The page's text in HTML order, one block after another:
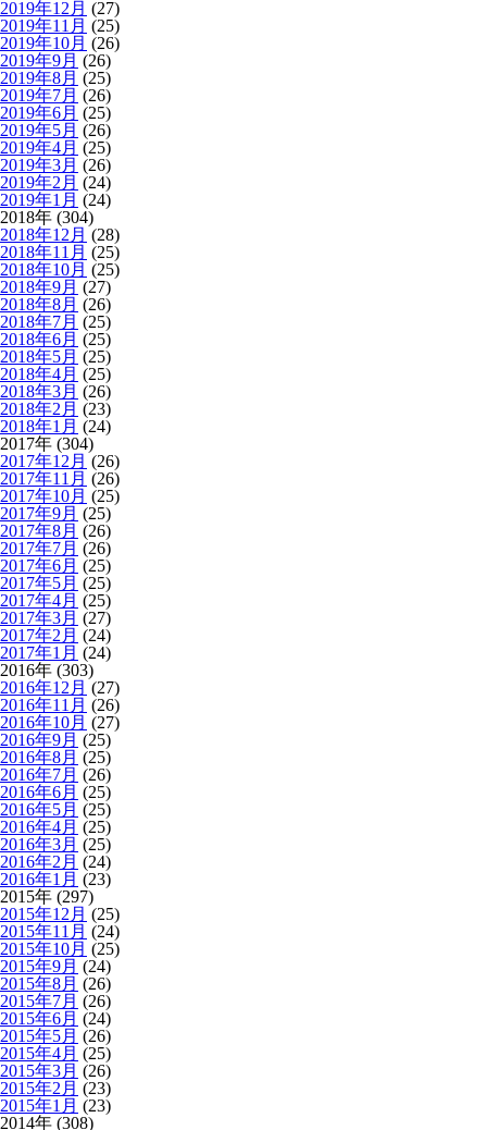
2019年12月 (27)
2019年11月 (25)
2019年10月 (26)
2019年9月 (26)
2019年8月 (25)
2019年7月 (26)
2019年6月 (25)
2019年5月 (26)
2019年4月 (25)
2019年3月 (26)
2019年2月 (24)
2019年1月 (24)
2018年 (304)
2018年12月 (28)
2018年11月 (25)
2018年10月 (25)
2018年9月 (27)
2018年8月 (26)
2018年7月 (25)
2018年6月 (25)
2018年5月 (25)
2018年4月 (25)
2018年3月 (26)
2018年2月 (23)
2018年1月 (24)
2017年 (304)
2017年12月 (26)
2017年11月 (26)
2017年10月 (25)
2017年9月 (25)
2017年8月 (26)
2017年7月 (26)
2017年6月 (25)
2017年5月 (25)
2017年4月 (25)
2017年3月 (27)
2017年2月 (24)
2017年1月 (24)
2016年 (303)
2016年12月 (27)
2016年11月 (26)
2016年10月 (27)
2016年9月 (25)
2016年8月 (25)
2016年7月 (26)
2016年6月 (25)
2016年5月 (25)
2016年4月 (25)
2016年3月 (25)
2016年2月 (24)
2016年1月 (23)
2015年 (297)
2015年12月 (25)
2015年11月 (24)
2015年10月 (25)
2015年9月 (24)
2015年8月 (26)
2015年7月 (26)
2015年6月 (24)
2015年5月 (26)
2015年4月 (25)
2015年3月 (26)
2015年2月 (23)
2015年1月 (23)
2014年 (308)